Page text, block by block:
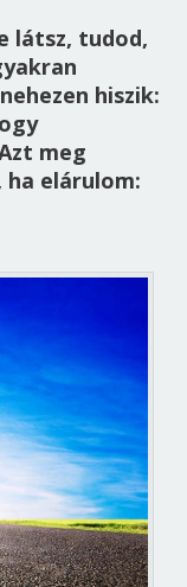
látsz, tudod,
hiszik:
meg
elárulom: